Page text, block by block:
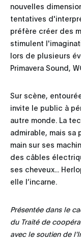
nouvelles
tentatives
préfère créer des
stimulent
lors de plusieurs
Primavera Sound,
Sur scène,
invite le public à
autre monde. La
admirable, mais sa
main sur ses
des câbles
ses cheveux...
elle l’incarne.
Présentée dans le
du Traité de
avec le soutien de